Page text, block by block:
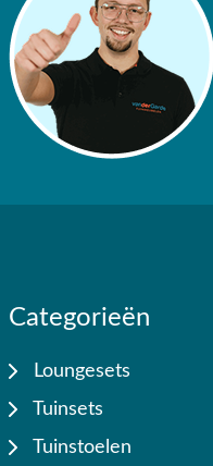
Categorieën
Loungesets
Tuinsets
Tuinstoelen